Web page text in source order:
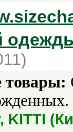
товары:
KITTI